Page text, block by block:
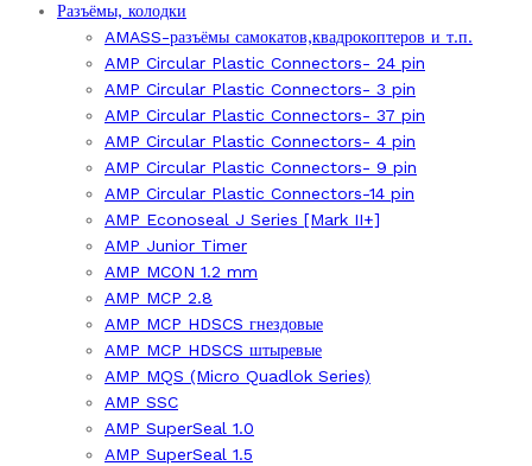
Разъёмы, колодки
AMASS-разъёмы самокатов,квадрокоптеров и т.п.
AMP Circular Plastic Connectors- 24 pin
AMP Circular Plastic Connectors- 3 pin
AMP Circular Plastic Connectors- 37 pin
AMP Circular Plastic Connectors- 4 pin
AMP Circular Plastic Connectors- 9 pin
AMP Circular Plastic Connectors-14 pin
AMP Econoseal J Series [Mark II+]
AMP Junior Timer
AMP MCON 1.2 mm
AMP MCP 2.8
AMP MCP HDSCS гнездовые
AMP MCP HDSCS штыревые
AMP MQS (Micro Quadlok Series)
AMP SSC
AMP SuperSeal 1.0
AMP SuperSeal 1.5